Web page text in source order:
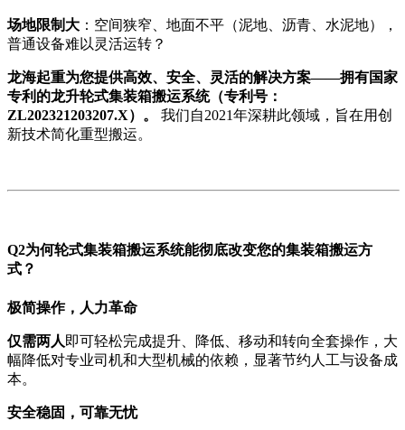
场地限制大 ：空间狭窄、地面不平（泥地、沥青、水泥地），
普通设备难以灵活运转？
龙海起重为您提供高效、安全、灵活的解决方案——拥有国家
专利的龙升轮式集装箱搬运系统（专利号：
ZL202321203207.X）。
我们自2021年深耕此领域，旨在用创
新技术简化重型搬运。
Q2为何轮式集装箱搬运系统能彻底改变您的集装箱搬运方
式？
极简操作，人力革命
仅需两人 即可轻松完成提升、降低、移动和转向全套操作，大
幅降低对专业司机和大型机械的依赖，显著节约人工与设备成
本。
安全稳固，可靠无忧